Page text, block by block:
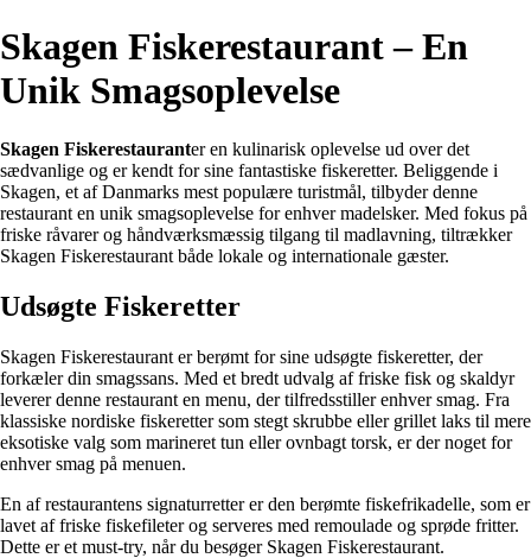
Skagen Fiskerestaurant – En
Unik Smagsoplevelse
Skagen Fiskerestauranter en kulinarisk oplevelse ud over det
sædvanlige og er kendt for sine fantastiske fiskeretter. Beliggende i
Skagen, et af Danmarks mest populære turistmål, tilbyder denne
restaurant en unik smagsoplevelse for enhver madelsker. Med fokus på
friske råvarer og håndværksmæssig tilgang til madlavning, tiltrækker
Skagen Fiskerestaurant både lokale og internationale gæster.
Udsøgte Fiskeretter
Skagen Fiskerestaurant er berømt for sine udsøgte fiskeretter, der
forkæler din smagssans. Med et bredt udvalg af friske fisk og skaldyr
leverer denne restaurant en menu, der tilfredsstiller enhver smag. Fra
klassiske nordiske fiskeretter som stegt skrubbe eller grillet laks til mere
eksotiske valg som marineret tun eller ovnbagt torsk, er der noget for
enhver smag på menuen.
En af restaurantens signaturretter er den berømte fiskefrikadelle, som er
lavet af friske fiskefileter og serveres med remoulade og sprøde fritter.
Dette er et must-try, når du besøger Skagen Fiskerestaurant.